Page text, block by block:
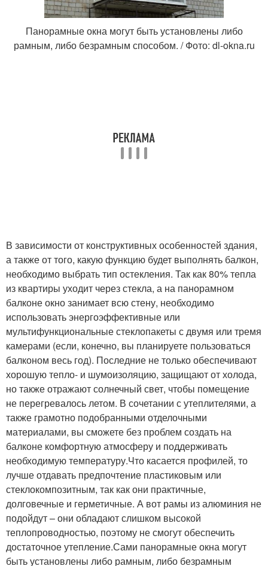
Панорамные окна могут быть установлены либо
рамным, либо безрамным способом. / Фото: dl-okna.ru
В зависимости от конструктивных особенностей здания,
а также от того, какую функцию будет выполнять балкон,
необходимо выбрать тип остекления. Так как 80% тепла
из квартиры уходит через стекла, а на панорамном
балконе окно занимает всю стену, необходимо
использовать энергоэффективные или
мультифункциональные стеклопакеты с двумя или тремя
камерами (если, конечно, вы планируете пользоваться
балконом весь год). Последние не только обеспечивают
хорошую тепло- и шумоизоляцию, защищают от холода,
но также отражают солнечный свет, чтобы помещение
не перегревалось летом. В сочетании с утеплителями, а
также грамотно подобранными отделочными
материалами, вы сможете без проблем создать на
балконе комфортную атмосферу и поддерживать
необходимую температуру.Что касается профилей, то
лучше отдавать предпочтение пластиковым или
стеклокомпозитным, так как они практичные,
долговечные и герметичные. А вот рамы из алюминия не
подойдут – они обладают слишком высокой
теплопроводностью, поэтому не смогут обеспечить
достаточное утепление.Сами панорамные окна могут
быть установлены либо рамным, либо безрамным